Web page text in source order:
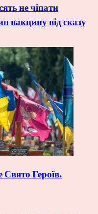
не чіпати
вакцину від сказу
Героїв.